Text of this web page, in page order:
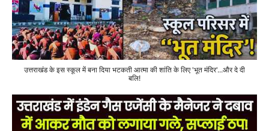
उत्तराखंड के इस स्कूल में बना दिया भटकती आत्मा की शांति के लिए 'भूत मंदिर'...और दे दी
बलि!